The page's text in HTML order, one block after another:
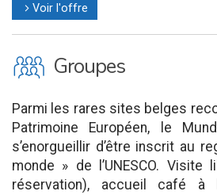
l Voir l'offre
O Groupes
Parmi les rares sites belges
Patrimoine Européen, le
s’enorgueillir d’être inscrit au
monde » de l’UNESCO.
réservation), accueil café à